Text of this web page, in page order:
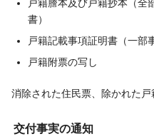
戸籍謄本及び戸籍抄本（全
書）
戸籍記載事項証明書（一部
戸籍附票の写し
消除された住民票、除かれた戸
交付事実の通知